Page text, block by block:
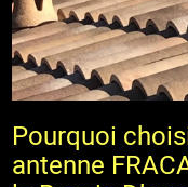
Pourquoi
antenne